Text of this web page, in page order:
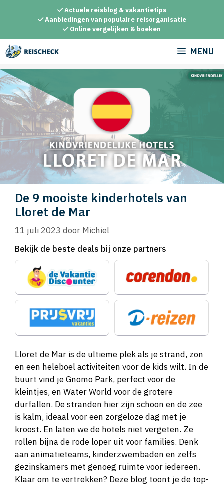
inhoud
Actuele reisblog & vakantietips
Aanbiedingen van populaire reisorganisatie
Online vergelijken & boeken
MENU
De 9 mooiste kinderhotels van
Lloret de Mar
11 juli 2023 door Michiel
Bekijk de beste deals bij onze partners
Lloret de Mar is de ultieme plek als je strand, zon
en een heleboel activiteiten voor de kids wilt. In de
buurt vind je Gnomo Park, perfect voor de
kleintjes, en Water World voor de grotere
durfallen. De stranden hier zijn schoon en de zee
is kalm, ideaal voor een zorgeloze dag met je
kroost. En laten we de hotels niet vergeten. Ze
rollen bijna de rode loper uit voor families. Denk
aan animatieteams, kinderzwembaden en zelfs
gezinskamers met genoeg ruimte voor iedereen.
Klaar om te vertrekken? Deze blog toont je de top-